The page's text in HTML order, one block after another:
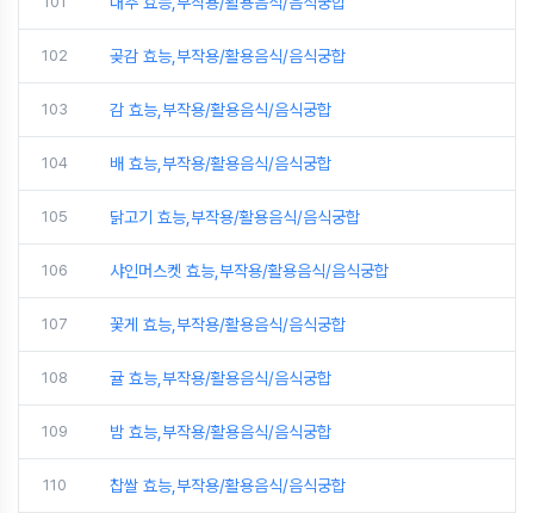
102 곶감 효능,부작용/활용음식/음식궁합
103 감 효능,부작용/활용음식/음식궁합
104 배 효능,부작용/활용음식/음식궁합
105 닭고기 효능,부작용/활용음식/음식궁합
106 샤인머스켓 효능,부작용/활용음식/음식궁합
107 꽃게 효능,부작용/활용음식/음식궁합
108 귤 효능,부작용/활용음식/음식궁합
109 밤 효능,부작용/활용음식/음식궁합
110 찹쌀 효능,부작용/활용음식/음식궁합